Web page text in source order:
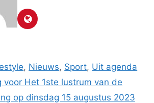
, Nieuws, Sport, Uit agenda
voor Het 1ste lustrum van de
op dinsdag 15 augustus 2023